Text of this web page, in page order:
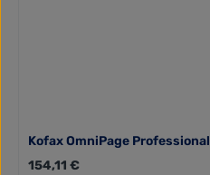
Kofax OmniPage Professional
Regulärer Preis:
154,11 €